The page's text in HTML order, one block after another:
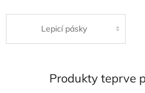
Lepicí pásky
Produkty teprve